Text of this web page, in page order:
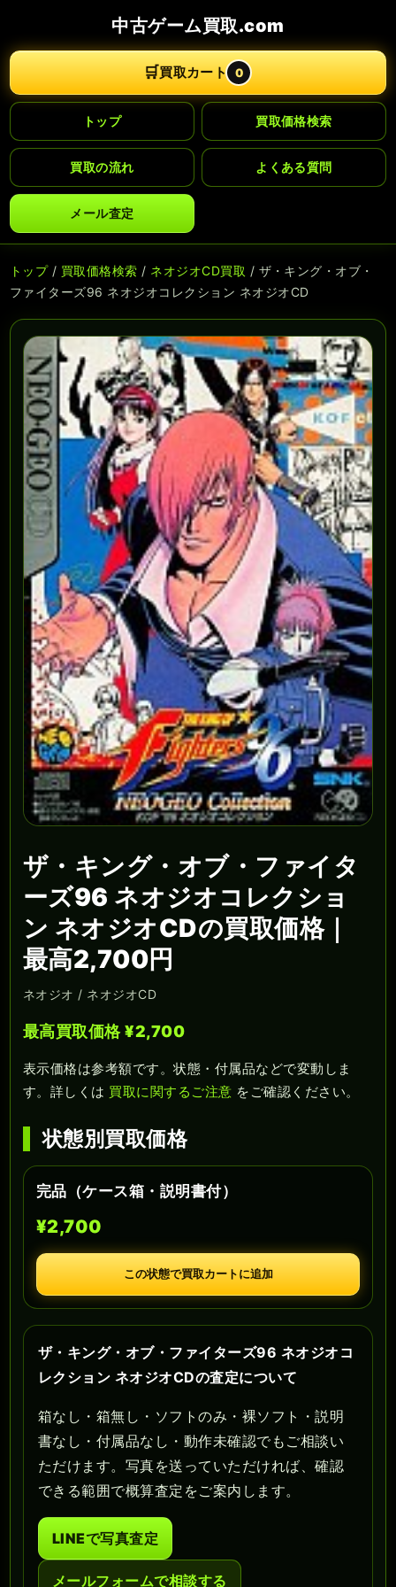
中古ゲーム買取.com
🛒買取カート 0
トップ 買取価格検索
買取の流れ よくある質問
メール査定
トップ/ 買取価格検索 / ネオジオCD買取 / ザ・キング・オブ・
ファイターズ96 ネオジオコレクション ネオジオCD
ザ・キング・オブ・ファイタ
ーズ96 ネオジオコレクショ
ン ネオジオCDの買取価格｜
最高2,700円
ネオジオ / ネオジオCD
最高買取価格 ¥2,700
表示価格は参考額です。状態・付属品などで変動しま
す。詳しくは 買取に関するご注意 をご確認ください。
状態別買取価格
完品（ケース箱・説明書付）
¥2,700
この状態で買取カートに追加
ザ・キング・オブ・ファイターズ96 ネオジオコ
レクション ネオジオCDの査定について
箱なし・箱無し・ソフトのみ・裸ソフト・説明
書なし・付属品なし・動作未確認でもご相談い
ただけます。写真を送っていただければ、確認
できる範囲で概算査定をご案内します。
LINEで写真査定
メールフォームで相談する